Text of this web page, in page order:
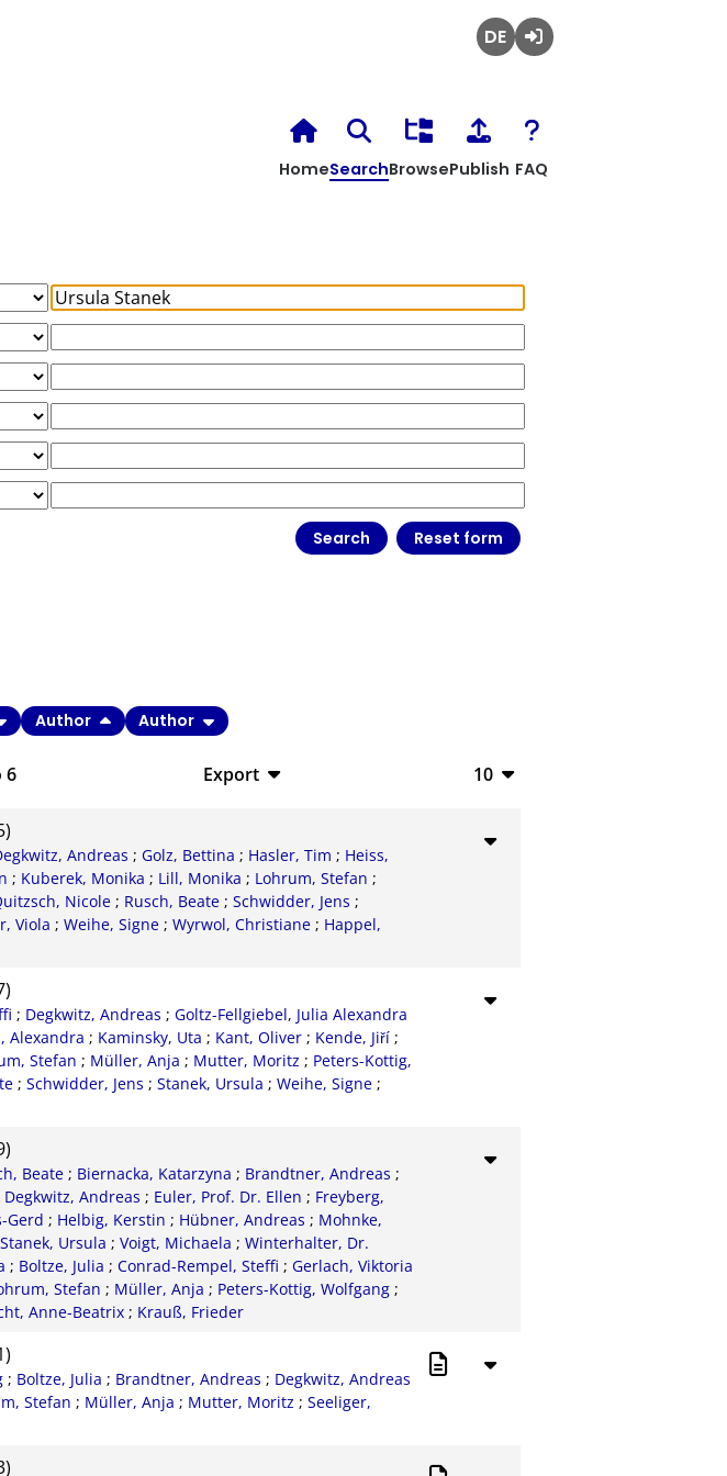
HomeSearchBrowsePublish FAQ
6
Export
CSV
RIS
10
20
Author Author
Andreas ; Golz, Bettina ; Hasler, Tim ; Heiss,
; Kuberek, Monika ; Lill, Monika ; Lohrum, Stefan ;
Nicole; Rusch, Beate; Schwidder, Jens ;
Viola ; Weihe, Signe; Wyrwol, Christiane; Happel,
; Degkwitz, Andreas ;Goltz-Fellgiebel, Julia Alexandra
Alexandra ; Kaminsky, Uta ; Kant, Oliver; Kende, Jiří;
Stefan ; Müller, Anja ; Mutter, Moritz ; Peters-Kottig,
; Schwidder, Jens ; Stanek, Ursula ; Weihe, Signe;
Beate ; Biernacka, Katarzyna ; Brandtner, Andreas ;
Degkwitz, Andreas ; Euler, Prof. Dr. Ellen ; Freyberg,
Gerd ; Helbig, Kerstin ; Hübner, Andreas ; Mohnke,
Stanek, Ursula ; Voigt, Michaela ; Winterhalter, Dr.
; Boltze, Julia ; Conrad-Rempel, Steffi ; Gerlach, Viktoria
Stefan ; Müller, Anja ; Peters-Kottig, Wolfgang;
Anne-Beatrix; Krauß, Frieder
; Boltze, Julia ; Brandtner, Andreas ; Degkwitz, Andreas
Stefan ; Müller, Anja ; Mutter, Moritz ; Seeliger,